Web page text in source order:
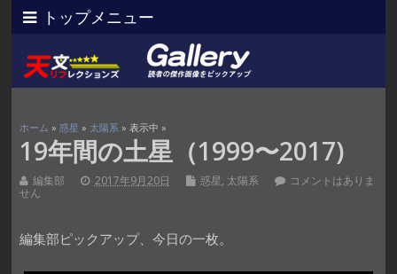
トップメニュー
ホーム » 惑星 » 太陽系 » 表示中 »
19年間の土星（1999〜2017)
編集部 2017年9月20日 惑星, 太陽系
コメントはありま
せん
編集部ピックアップ、今日の一枚。